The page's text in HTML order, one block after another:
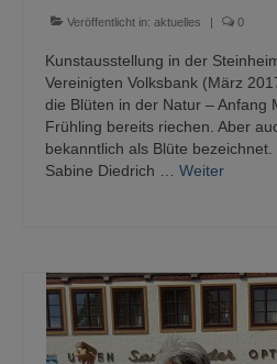
Veröffentlicht in: aktuelles | 0
Kunstausstellung in der
Vereinigten Volksbank (März
die Blüten in der Natur – Anfang
Frühling bereits riechen. Aber
bekanntlich als Blüte
Sabine Diedrich … Weiter